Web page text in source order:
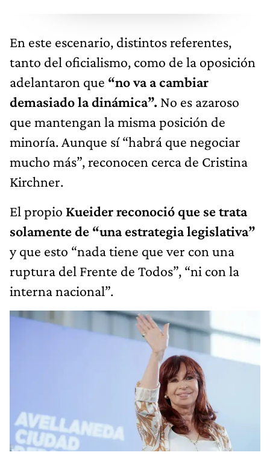
En este escenario, distintos referentes,
tanto del oficialismo, como de la oposición
adelantaron que “no va a cambiar
demasiado la dinámica”. No es azaroso
que mantengan la misma posición de
minoría. Aunque sí “habrá que negociar
mucho más”, reconocen cerca de Cristina
Kirchner.
El propio Kueider reconoció que se trata
solamente de “una estrategia legislativa”
y que esto “nada tiene que ver con una
ruptura del Frente de Todos”, “ni con la
interna nacional”.